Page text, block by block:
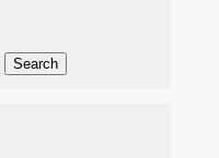
Search